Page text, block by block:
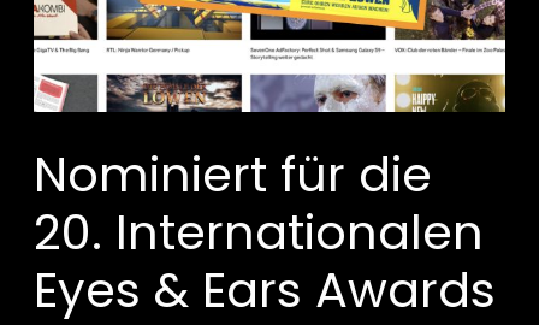
Nominiert für die
20. Internationalen
Eyes & Ears Awards